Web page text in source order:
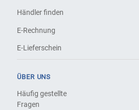
Händler finden
E-Rechnung
E-Lieferschein
ÜBER UNS
Häufig gestellte
Fragen